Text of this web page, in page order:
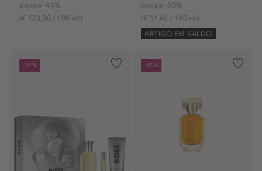
poupe -44%
(€ 173,30 / 100 ml)
poupe -50%
(€ 51,60 / 100 ml)
ARTIGO EM SALDO
-39% -45%